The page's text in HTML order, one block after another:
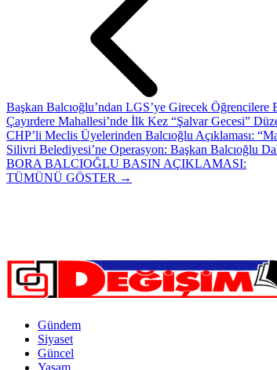
Başkan Balcıoğlu’ndan LGS’ye Girecek Öğrencilere
Çayırdere Mahallesi’nde İlk Kez “Şalvar Gecesi”
CHP’li Meclis Üyelerinden Balcıoğlu Açıklaması:
Silivri Belediyesi’ne Operasyon: Başkan Balcıoğlu
BORA BALCIOĞLU BASIN AÇIKLAMASI:
TÜMÜNÜ GÖSTER →
Gündem
Siyaset
Güncel
Yaşam